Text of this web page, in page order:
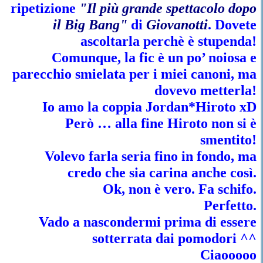
ripetizione "Il più grande spettacolo dopo
il Big Bang" di Giovanotti. Dovete
ascoltarla perchè è stupenda!
Comunque, la fic è un po’ noiosa e
parecchio smielata per i miei canoni, ma
dovevo metterla!
Io amo la coppia Jordan*Hiroto xD
Però … alla fine Hiroto non si è
smentito!
Volevo farla seria fino in fondo, ma
credo che sia carina anche così.
Ok, non è vero. Fa schifo.
Perfetto.
Vado a nascondermi prima di essere
sotterrata dai pomodori ^^
Ciaooooo